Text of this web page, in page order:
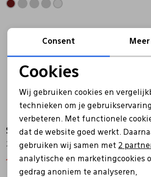
Sale
Solidus
29001 beige
132,97 189,95
Sale
Solidus
65019
146,97
Noodzakelijke cookies
Analytische cookies
Marketing cookies
Consent
Cookies
Wij gebruiken cookies en
technieken om je
verbeteren. Met functionele
dat de website goed werkt.
gebruiken wij samen met 2
analytische en marketingcookies
gedrag anoniem te analyseren,